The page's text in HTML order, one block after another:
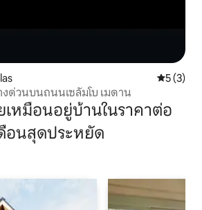
คะแนนเฉ
5 (3)
ด่วนบนถนนเซลัมโบ เมดาน
เหมือนอยู่บ้านในราคาต่อ
อนสุดประหยัด